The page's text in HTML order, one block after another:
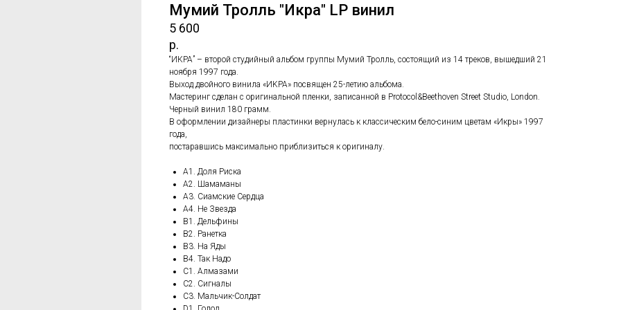
Мумий Тролль "Икра" LP винил
5 600
р.
“ИКРА” – второй студийный альбом группы Мумий Тролль, состоящий из 14 треков, вышедший 21
ноября 1997 года.
Выход двойного винила «ИKРА» посвящен 25-летию альбома.
Мастеринг сделан с оригинальной пленки, записанной в Protocol&Beethoven Street Studio, London.
Черный винил 180 грамм.
В оформлении дизайнеры пластинки вернулась к классическим бело-синим цветам «Икры» 1997
года,
постаравшись максимально приблизиться к оригиналу.
A1. Доля Риска
A2. Шамаманы
A3. Сиамские Сердца
A4. Не Звезда
B1. Дельфины
B2. Ранетка
B3. На Яды
B4. Так Надо
C1. Алмазами
C2. Сигналы
C3. Мальчик-Солдат